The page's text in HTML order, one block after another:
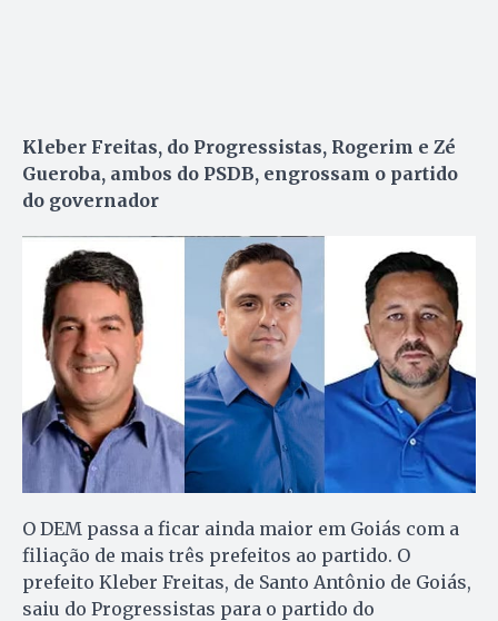
Kleber Freitas, do Progressistas, Rogerim e Zé
Gueroba, ambos do PSDB, engrossam o partido
do governador
O DEM passa a ficar ainda maior em Goiás com a
filiação de mais três prefeitos ao partido. O
prefeito Kleber Freitas, de Santo Antônio de Goiás,
saiu do Progressistas para o partido do